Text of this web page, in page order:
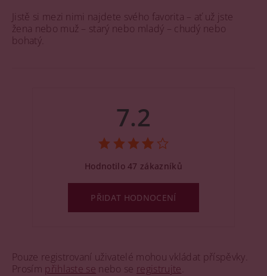
Jistě si mezi nimi najdete svého favorita – ať už jste
žena nebo muž – starý nebo mladý – chudý nebo
bohatý.
Pouze registrovaní uživatelé mohou vkládat příspěvky.
Prosím přihlaste se nebo se registrujte
7.2
Hodnotilo 47 zákazníků
PŘIDAT HODNOCENÍ